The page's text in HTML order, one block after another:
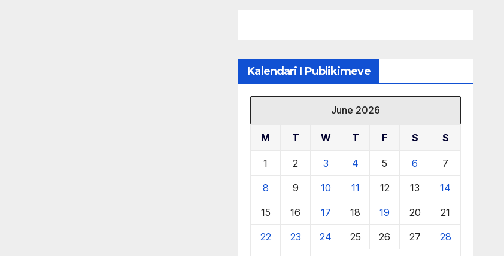
Kalendari I Publikimeve
June 2026
M T W T F S S
1 2 3 4 5 6 7
8 9 10 11 12 13 14
15 16 17 18 19 20 21
22 23 24 25 26 27 28